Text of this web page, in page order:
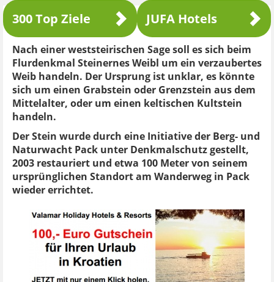
300 Top Ziele JUFA Hotels
Nach einer weststeirischen Sage soll es sich beim
Flurdenkmal Steinernes Weibl um ein verzaubertes
Weib handeln. Der Ursprung ist unklar, es könnte
sich um einen Grabstein oder Grenzstein aus dem
Mittelalter, oder um einen keltischen Kultstein
handeln.
Der Stein wurde durch eine Initiative der Berg- und
Naturwacht Pack unter Denkmalschutz gestellt,
2003 restauriert und etwa 100 Meter von seinem
ursprünglichen Standort am Wanderweg in Pack
wieder errichtet.